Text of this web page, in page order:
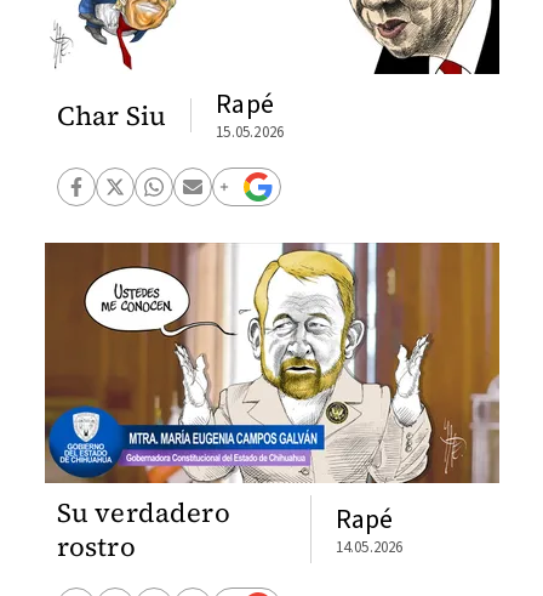
Char Siu Rapé
15.05.2026
Su verdadero
rostro
Rapé
14.05.2026